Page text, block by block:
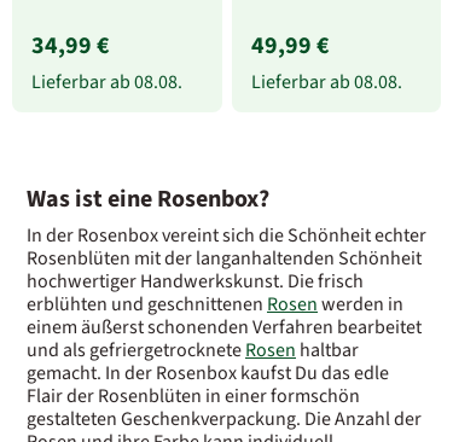
34,99 €
Lieferbar ab08.08.
49,99 €
Lieferbar ab08.08.
Was ist eine Rosenbox?
In der Rosenbox vereint sich die Schönheit echter
Rosenblüten mit der langanhaltenden Schönheit
hochwertiger Handwerkskunst. Die frisch
erblühten und geschnittenen Rosenwerden in
einem äußerst schonenden Verfahren bearbeitet
und als gefriergetrockneteRosen haltbar
gemacht. In der Rosenbox kaufst Du das edle
Flair der Rosenblüten in einer formschön
gestalteten Geschenkverpackung. Die Anzahl der